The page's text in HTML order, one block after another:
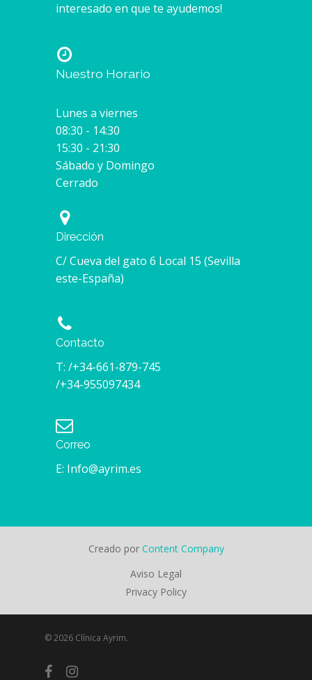
interesado en que te ayudemos!
Nuestro Horario
Lunes a viernes
08:30 - 14:30
15:30 - 21:30
Sábado y Domingo
Cerrado
Dirección
C/ Cueva del gato 6 Local 15 (Sevilla
este-España)
Contacto
T: /+34-661-879-745
/+34-955097434
Correo
E: Info@ayrim.es
Creado porContent Company
Aviso Legal
Privacy Policy
© 2026 Clínica Ayrim.
facebookinstagram